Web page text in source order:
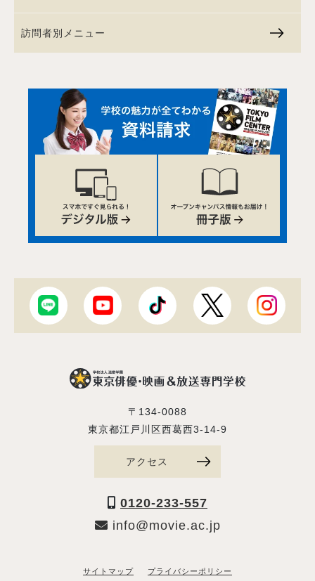
訪問者別メニュー
〒134-0088
東京都江戸川区西葛西3-14-9
アクセス
0120-233-557
info@movie.ac.jp
サイトマップ プライバシーポリシー